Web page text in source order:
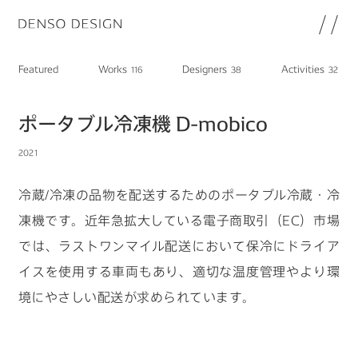
JP EN
Topics
Works
Activities
Chat
Information
About
note
DENSO HP
Featured Works 116 Designers 38 Activities 32
ポータブル冷凍機 D-mobico
2021
冷蔵/冷凍の品物を配送するためのポータブル冷蔵・冷
凍機です。近年急拡大している電子商取引（EC）市場
では、ラストワンマイル配送において保冷にドライア
イスを使用する車両もあり、適切な温度管理やより環
境にやさしい配送が求められています。